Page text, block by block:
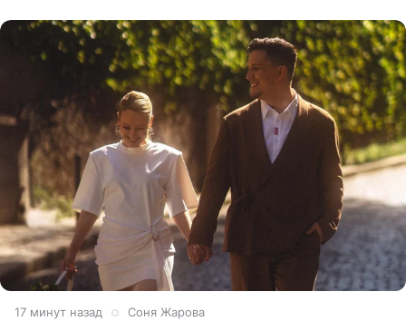
17 минут назад Соня Жарова